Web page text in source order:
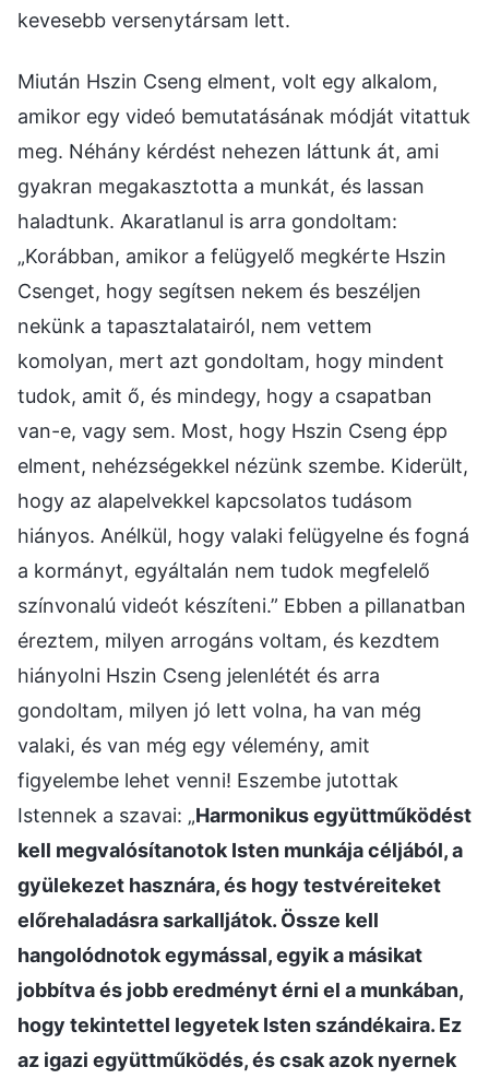
kevesebb versenytársam lett.
Miután Hszin Cseng elment, volt egy alkalom,
amikor egy videó bemutatásának módját vitattuk
meg. Néhány kérdést nehezen láttunk át, ami
gyakran megakasztotta a munkát, és lassan
haladtunk. Akaratlanul is arra gondoltam:
„Korábban, amikor a felügyelő megkérte Hszin
Csenget, hogy segítsen nekem és beszéljen
nekünk a tapasztalatairól, nem vettem
komolyan, mert azt gondoltam, hogy mindent
tudok, amit ő, és mindegy, hogy a csapatban
van-e, vagy sem. Most, hogy Hszin Cseng épp
elment, nehézségekkel nézünk szembe. Kiderült,
hogy az alapelvekkel kapcsolatos tudásom
hiányos. Anélkül, hogy valaki felügyelne és fogná
a kormányt, egyáltalán nem tudok megfelelő
színvonalú videót készíteni.” Ebben a pillanatban
éreztem, milyen arrogáns voltam, és kezdtem
hiányolni Hszin Cseng jelenlétét és arra
gondoltam, milyen jó lett volna, ha van még
valaki, és van még egy vélemény, amit
figyelembe lehet venni! Eszembe jutottak
Istennek a szavai: „Harmonikus együttműködést
kell megvalósítanotok Isten munkája céljából, a
gyülekezet hasznára, és hogy testvéreiteket
előrehaladásra sarkalljátok. Össze kell
hangolódnotok egymással, egyik a másikat
jobbítva és jobb eredményt érni el a munkában,
hogy tekintettel legyetek Isten szándékaira. Ez
az igazi együttműködés, és csak azok nyernek